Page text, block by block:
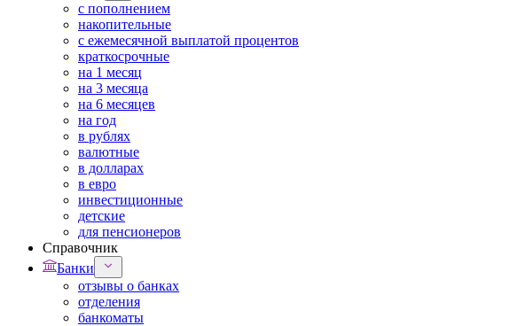
с пополнением
накопительные
с ежемесячной выплатой процентов
краткосрочные
на 1 месяц
на 3 месяца
на 6 месяцев
на год
в рублях
валютные
в долларах
в евро
инвестиционные
детские
для пенсионеров
Справочник
Банки
отзывы о банках
отделения
банкоматы